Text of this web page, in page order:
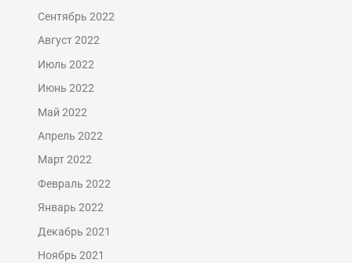
Сентябрь 2022
Август 2022
Июль 2022
Июнь 2022
Май 2022
Апрель 2022
Март 2022
Февраль 2022
Январь 2022
Декабрь 2021
Ноябрь 2021